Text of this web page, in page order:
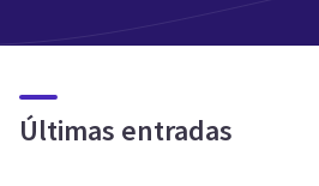
Últimas entradas